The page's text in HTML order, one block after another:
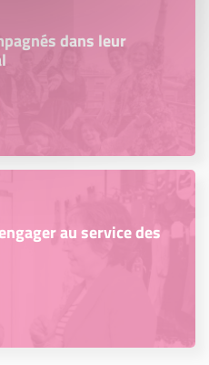
dans leur
au service des